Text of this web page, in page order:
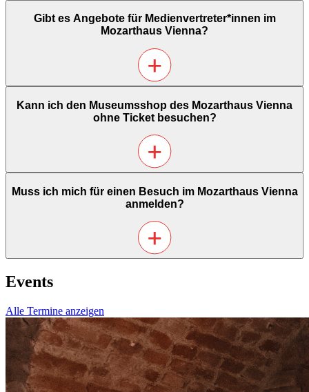
Hunde dürfen leider nicht ins Mozarthaus Vienna mitgebracht
werden. Ausgenommen sind eingetragene Begleit- und
Gibt es Angebote für Medienvertreter*innen im
Mozarthaus Vienna?
Ja. Journalist*innen erhalten bei Vorlage eines gültigen
Presseausweises freien Eintritt ins Mozarthaus Vienna. Weitere
Kann ich den Museumsshop des Mozarthaus Vienna
ohne Ticket besuchen?
Ja, der Museumsshop des Mozarthaus Vienna ist auch ohne
Museumseintritt zugänglich.
Muss ich mich für einen Besuch im Mozarthaus Vienna
anmelden?
Nein, für den regulären Museumsbesuch ist keine Voranmeldung
erforderlich. Für Gruppen ab 10 Personen bitten wir um eine
Events
Alle Termine anzeigen